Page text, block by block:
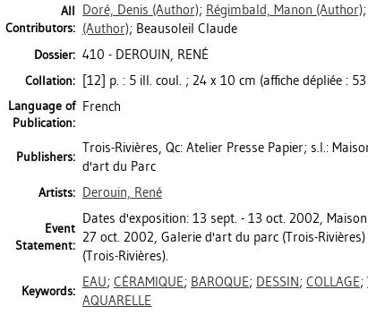
All
Contributors:
Doré, Denis (Author); Régimbald, Manon (Author);
(Author); Beausoleil Claude
Dossier: 410 - DEROUIN, RENÉ
Collation: [12] p. : 5 ill. coul. ; 24 x 10 cm (affiche dépliée :
Language of
Publication:
French
Publishers:
Trois-Rivières, Qc: Atelier Presse Papier; s.l.:
d'art du Parc
Artists: Derouin, René
Event
Statement:
Dates d'exposition: 13 sept. - 13 oct. 2002,
27 oct. 2002, Galerie d'art du parc (Trois-
(Trois-Rivières).
Keywords:
EAU; CÉRAMIQUE; BAROQUE; DESSIN; COLLAGE;
AQUARELLE